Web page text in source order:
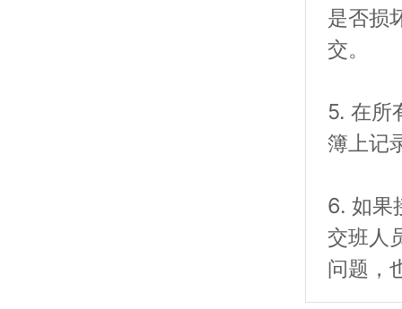
是否损
交。
5. 在所
簿上记
6. 如果
交班人
问题，